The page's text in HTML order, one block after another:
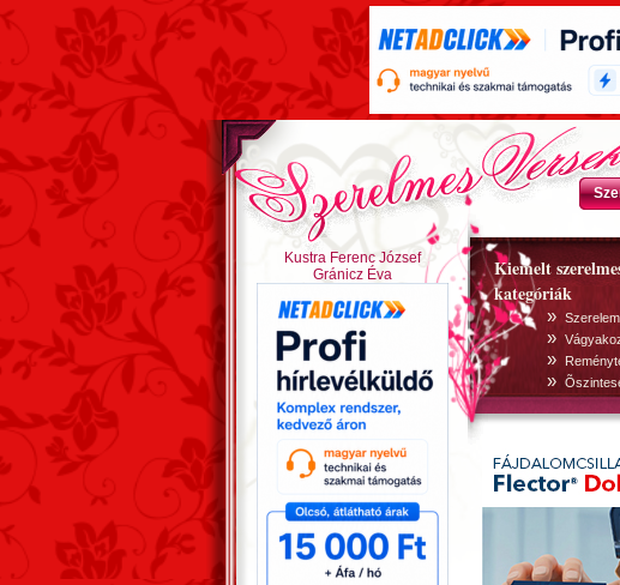
Kiemelt
kategóriák
» Szerelem
»
»
»
Kustra Ferenc József
Gránicz Éva